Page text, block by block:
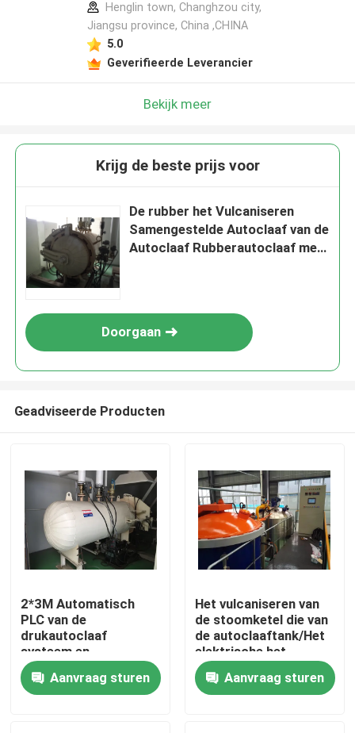
Henglin town, Changhzou city,
Jiangsu province, China ,CHINA
5.0
Geverifieerde Leverancier
Bekijk meer
Krijg de beste prijs voor
De rubber het Vulcaniseren
Samengestelde Autoclaaf van de
Autoclaaf Rubberautoclaaf met
Doorgaan
Geadviseerde Producten
2*3M Automatisch
PLC van de
drukautoclaaf
systeem en
cilindrische en enige
het glasautoclaaf van
de trommelstructuur
Aanvraag sturen
Het vulcaniseren van
de stoomketel die van
de autoclaaftank/Het
elektrische het
verwarmen directe en
indirecte stoom
verwarmen verwarmen
Aanvraag sturen